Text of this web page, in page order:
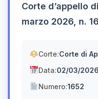
Corte d’appello
marzo 2026, n.
Corte:Corte di
Data:02/03/2026
Numero:1652